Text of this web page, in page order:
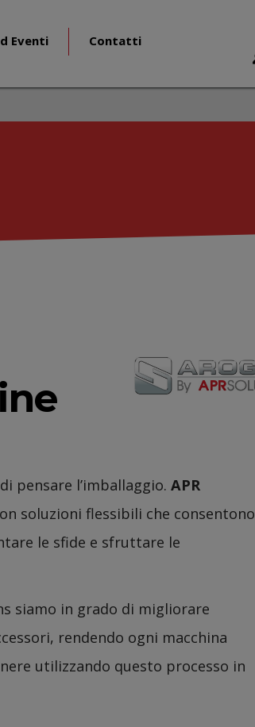
Eventi
Contatti
pensare l’imballaggio.APR
soluzioni flessibili che consentono
le sfide e sfruttare le
siamo in grado di migliorare
rendendo ogni macchina
utilizzando questo processo in